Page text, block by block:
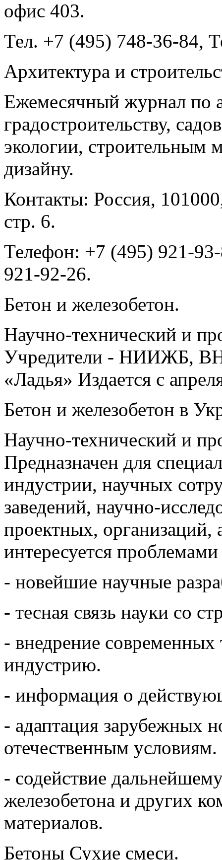
офис 403.
Тел. +7 (495) 748-36-84,
Архитектура и
Ежемесячный журнал по
градостроительству,
экологии, строительным
дизайну.
Контакты: Россия,
стр. 6.
Телефон: +7 (495) 921-
921-92-26.
Бетон и железобетон.
Научно-технический и
Учредители - НИИЖБ,
«Ладья» Издается с
Бетон и железобетон в
Научно-технический и
Предназначен для
индустрии, научных
заведений, научно-
проектных, организаций,
интересуется проблемами
- новейшие научные
- тесная связь науки со
- внедрение
индустрию.
- информация о
- адаптация зарубежных
отечественным условиям.
- содействие
железобетона и других
материалов.
Бетоны Сухие смеси.